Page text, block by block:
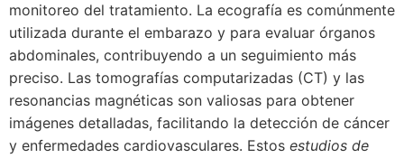
monitoreo del tratamiento. La ecografía es comúnmente
utilizada durante el embarazo y para evaluar órganos
abdominales, contribuyendo a un seguimiento más
preciso. Las tomografías computarizadas (CT) y las
resonancias magnéticas son valiosas para obtener
imágenes detalladas, facilitando la detección de cáncer
y enfermedades cardiovasculares. Estos estudios de